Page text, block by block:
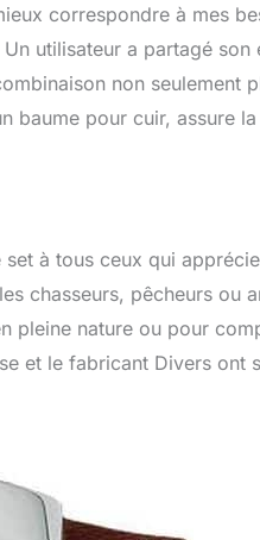
correspondre à mes
utilisateur a partagé son
non seulement
baume pour cuir, assure
à tous ceux qui
chasseurs, pêcheurs ou
pleine nature ou pour
et le fabricant Divers